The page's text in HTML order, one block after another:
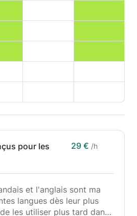
pour les 29 € /h
et l'anglais sont ma
langues dès leur plus
les utiliser plus tard dans